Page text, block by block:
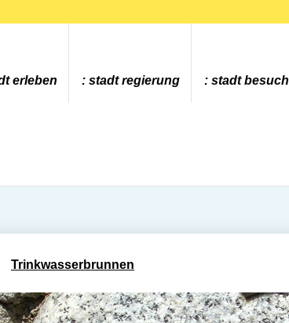
erleben stadt regierung stadt besuch
Trinkwasserbrunnen